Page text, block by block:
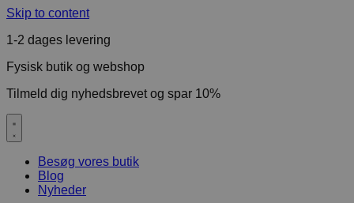
Skip to content
1-2 dages levering
Fysisk butik og webshop
Tilmeld dig nyhedsbrevet og spar 10%
Besøg vores butik
Blog
Nyheder